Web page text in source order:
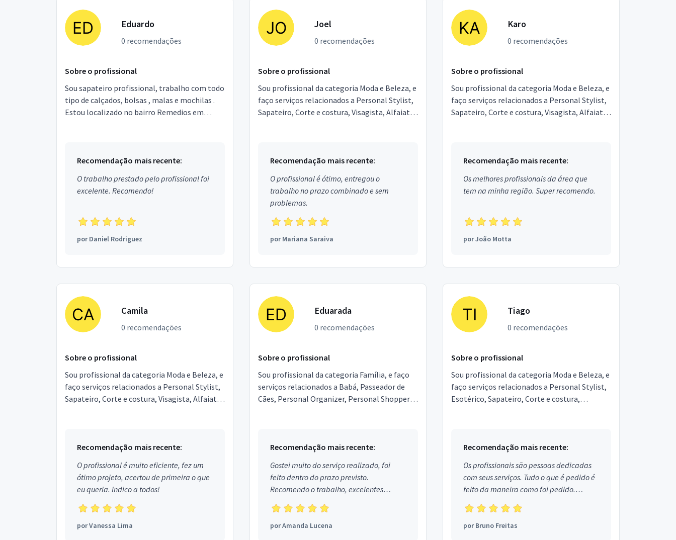
Eduardo
0 recomendações
Sobre o profissional
Sou sapateiro profissional, trabalho com todo
tipo de calçados, bolsas , malas e mochilas .
Estou localizado no bairro Remedios em
Recomendação mais recente:
O trabalho prestado pelo profissional foi
excelente. Recomendo!
porDaniel Rodriguez
Joel
0 recomendações
Sobre o profissional
Sou profissional da categoria Moda e Beleza, e
faço serviços relacionados a Personal Stylist,
Sapateiro, Corte e costura, Visagista, Alfaiate.
Recomendação mais recente:
O profissional é ótimo, entregou o
trabalho no prazo combinado e sem
problemas.
porMariana Saraiva
Karo
0 recomendações
Sobre o profissional
Sou profissional da categoria Moda e Beleza, e
faço serviços relacionados a Personal Stylist,
Sapateiro, Corte e costura, Visagista, Alfaiate.
Recomendação mais recente:
Os melhores profissionais da área que
tem na minha região. Super recomendo.
porJoão Motta
Camila
0 recomendações
Sobre o profissional
Sou profissional da categoria Moda e Beleza, e
faço serviços relacionados a Personal Stylist,
Sapateiro, Corte e costura, Visagista, Alfaiate.
Recomendação mais recente:
O profissional é muito eficiente, fez um
ótimo projeto, acertou de primeira o que
eu queria. Indico a todos!
porVanessa Lima
Eduarada
0 recomendações
Sobre o profissional
Sou profissional da categoria Família, e faço
serviços relacionados a Babá, Passeador de
Cães, Personal Organizer, Personal Shopper,
Recomendação mais recente:
Gostei muito do serviço realizado, foi
feito dentro do prazo previsto.
Recomendo o trabalho, excelentes
profissionais.
porAmanda Lucena
Tiago
0 recomendações
Sobre o profissional
Sou profissional da categoria Moda e Beleza, e
faço serviços relacionados a Personal Stylist,
Esotérico, Sapateiro, Corte e costura,
Recomendação mais recente:
Os profissionais são pessoas dedicadas
com seus serviços. Tudo o que é pedido é
feito da maneira como foi pedido.
Aprovado!
porBruno Freitas